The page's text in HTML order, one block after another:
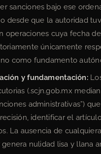
sanciones bajo ese
desde que la autoridad
operaciones cuya fecha
únicamente
como fundamento
y fundamentación:
(.scjn.gob.mx
administrativas”)
identificar el
La ausencia de
nulidad lisa y llana